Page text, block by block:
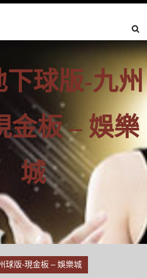
下球版-九州
金板 – 娛樂
城
球版-現金板 – 娛樂城